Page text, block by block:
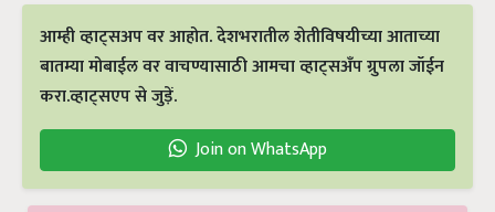
आम्ही व्हाट्सअप वर आहोत. देशभरातील शेतीविषयीच्या आताच्या
बातम्या मोबाईल वर वाचण्यासाठी आमचा व्हाट्सअँप ग्रुपला जॉईन
करा.व्हाट्सएप से जुड़ें.
Join on WhatsApp